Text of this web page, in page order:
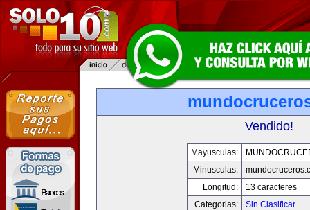
Vendido!
Mayusculas:
Minusculas:
Longitud:
13 caracteres
Categorias:
Sin Clasificar